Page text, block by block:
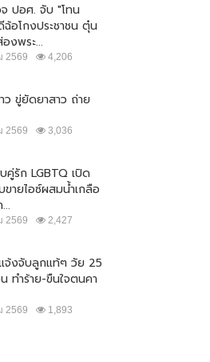
ลุงพลเผยไม่กังวลอัศวินขี่ม้าขาวโดด
7 มิถุนายน 2564
ปอศ. จับ "โทน
อโกงประชาชน ตุ๋น
งพระ...
2569 4,206
ว ขู่ยัดยาสาว ถ่าย
2569 3,036
คู่รัก LGBTQ เปิด
ขายไอซ์ผสมน้ำเกลือ
2569 2,427
จ้งจับลูกแท้ๆ วัย 25
ทำร้าย-ขืนใจตนคา
2569 1,893